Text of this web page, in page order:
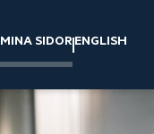
MINA SIDOR ENGLISH